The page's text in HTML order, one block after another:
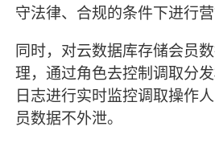
守法律、合规的条件下进行营
同时，对云数据库存储会员
理，通过角色去控制调取分
日志进行实时监控调取操作
员数据不外泄。